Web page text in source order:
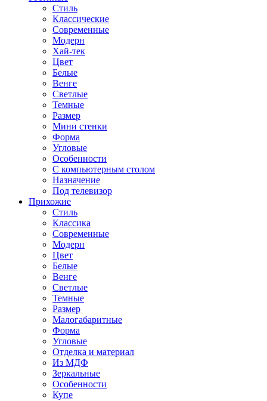
Стиль
Классические
Современные
Модерн
Хай-тек
Цвет
Белые
Венге
Светлые
Темные
Размер
Мини стенки
Форма
Угловые
Особенности
С компьютерным столом
Назначение
Под телевизор
Прихожие
Стиль
Классика
Современные
Модерн
Цвет
Белые
Венге
Светлые
Темные
Размер
Малогабаритные
Форма
Угловые
Отделка и материал
Из МДФ
Зеркальные
Особенности
Купе